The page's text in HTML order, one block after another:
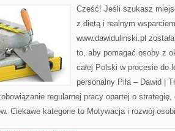
Cześć! Jeśli szukasz
z dietą i realnym
www.dawidulinski.pl
to, aby pomagać osoby z
całej Polski w procesie do
personalny Piła – Dawid |
regularnej pracy opartej o
Ciekawe kategorie to Motywacja i rozwój